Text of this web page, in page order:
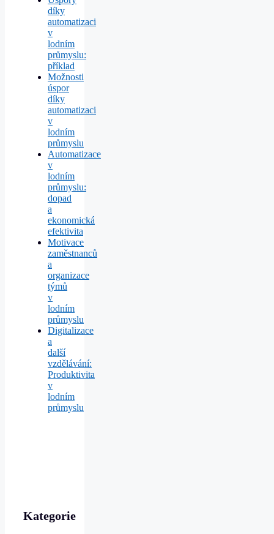
díky
automatizaci
v
lodním
průmyslu:
příklad
Možnosti
úspor
díky
automatizaci
v
lodním
průmyslu
Automatizace
v
lodním
průmyslu:
dopad
a
ekonomická
efektivita
Motivace
zaměstnanců
a
organizace
týmů
v
lodním
průmyslu
Digitalizace
a
další
vzdělávání:
Produktivita
v
lodním
průmyslu
Kategorie